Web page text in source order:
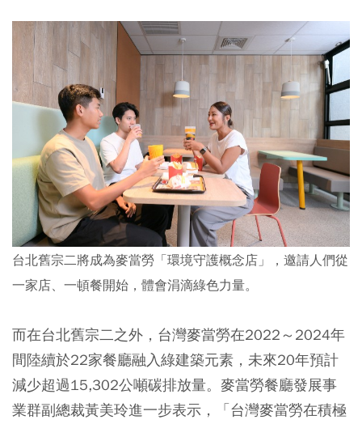
台北舊宗二將成為麥當勞「環境守護概念店」，邀請人們從
一家店、一頓餐開始，體會涓滴綠色力量。
而在台北舊宗二之外，台灣麥當勞在2022～2024年
間陸續於22家餐廳融入綠建築元素，未來20年預計
減少超過15,302公噸碳排放量。麥當勞餐廳發展事
業群副總裁黃美玲進一步表示，「台灣麥當勞在積極